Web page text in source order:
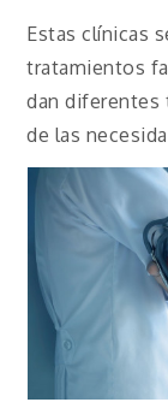
Estas clínicas
tratamientos
dan diferentes
de las